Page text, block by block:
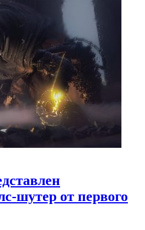
шутер от первого